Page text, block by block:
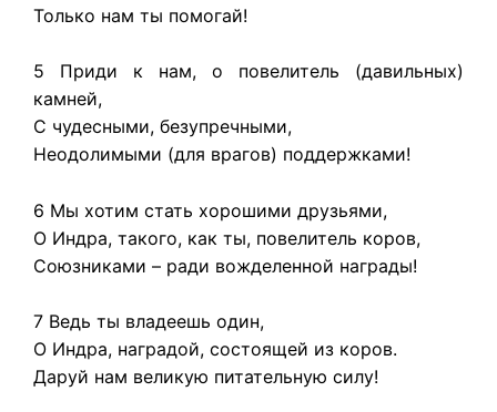
Только нам ты помогай!
5 Приди к нам, о повелитель (давильных)
камней,
С чудесными, безупречными,
Неодолимыми (для врагов) поддержками!
6 Мы хотим стать хорошими друзьями,
О Индра, такого, как ты, повелитель коров,
Союзниками – ради вожделенной награды!
7 Ведь ты владеешь один,
О Индра, наградой, состоящей из коров.
Даруй нам великую питательную силу!